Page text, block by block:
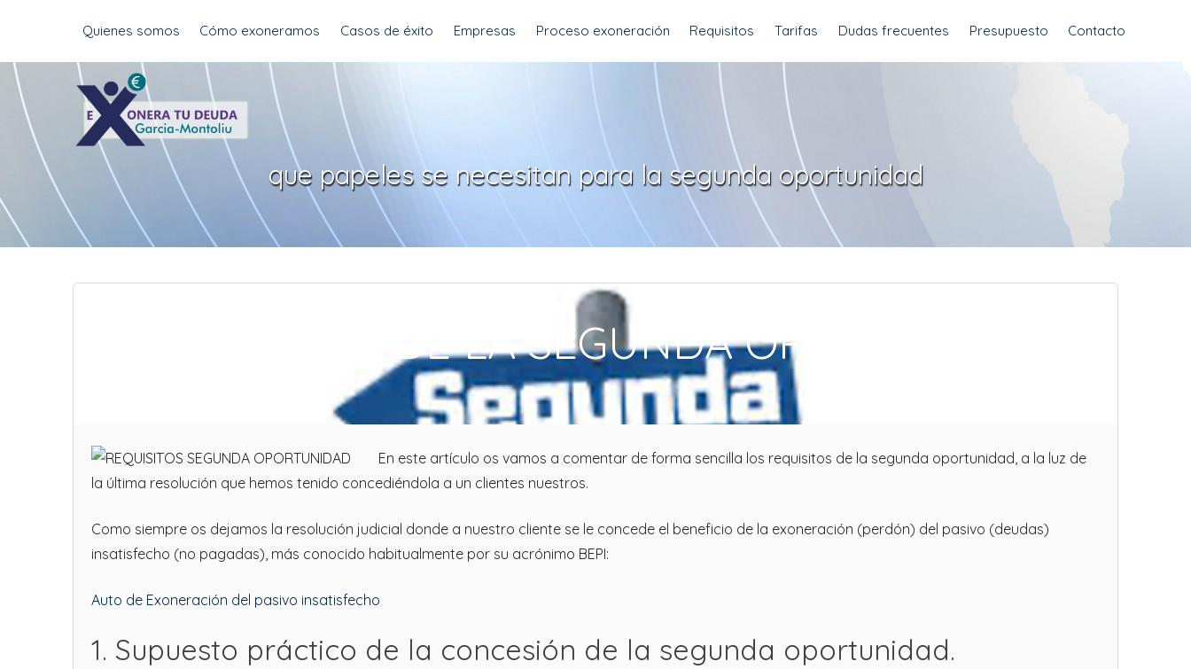
content
que papeles se necesitan para la segunda oportunidad
REQUISITOS DE LA SEGUNDA OPORTUNIDAD
En este artículo os vamos a comentar de forma sencilla los requisitos de la segunda oportunidad, a la luz de
la última resolución que hemos tenido concediéndola a un clientes nuestros.
Como siempre os dejamos la resolución judicial donde a nuestro cliente se le concede el beneficio de la exoneración (perdón) del pasivo (deudas)
insatisfecho (no pagadas), más conocido habitualmente por su acrónimo BEPI:
Auto de Exoneración del pasivo insatisfecho
1. Supuesto práctico de la concesión de la segunda oportunidad.
Quienes somos Cómo exoneramos Casos de éxito Empresas Proceso exoneración Requisitos Tarifas Dudas frecuentes Presupuesto Contacto